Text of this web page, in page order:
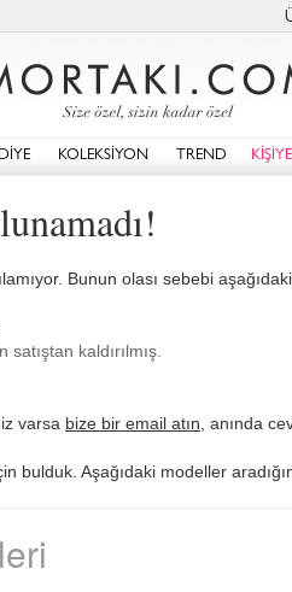
KOLEKSİYON TREND
Bunun olası sebebi
kaldırılmış.
varsa bize bir email atın , anında
bulduk. Aşağıdaki modeller